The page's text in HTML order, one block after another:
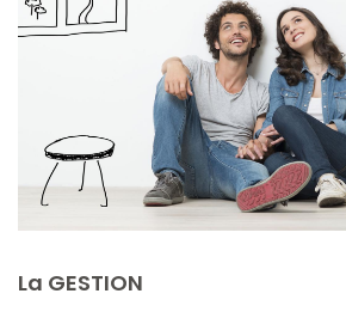
LOCATIONS
ESTIMATION
NOTRE AGENCE
L'agence
La GESTION